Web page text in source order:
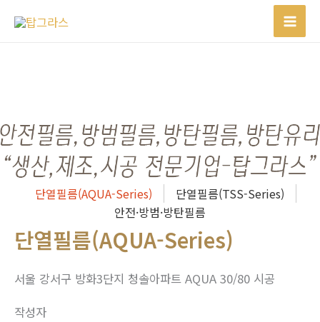
뛰
기
단열필름(AQUA-Series)
단열필름(TSS-Series)
안전·방범·방탄필름
단열필름(AQUA-Series)
서울 강서구 방화3단지 청솔아파트 AQUA 30/80 시공
작성자